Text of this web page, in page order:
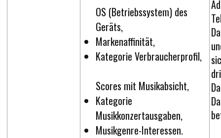
OS (Betriebssystem) des
Geräts,
Markenaffinität,
Kategorie Verbraucherprofil,
Scores mit Musikabsicht,
Kategorie
Musikkonzertausgaben,
Musikgenre-Interessen.